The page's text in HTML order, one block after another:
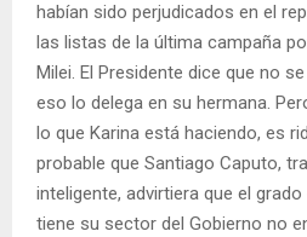
habían sido perjudicados en el
las listas de la última campaña
Milei. El Presidente dice que no
eso lo delega en su hermana.
lo que Karina está haciendo, es
probable que Santiago Caputo,
inteligente, advirtiera que el
tiene su sector del Gobierno no